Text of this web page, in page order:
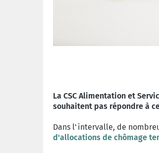
La CSC Alimentation et
souhaitent pas répondre à
Dans l'intervalle, de
d'allocations de chômage